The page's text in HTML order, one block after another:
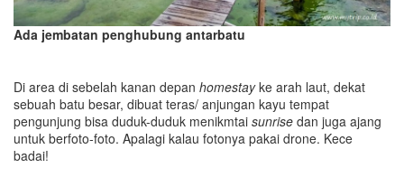
Ada jembatan penghubung antarbatu
Di area di sebelah kanan depan homestayke arah laut, dekat
sebuah batu besar, dibuat teras/ anjungan kayu tempat
pengunjung bisa duduk-duduk menikmtai sunrise dan juga ajang
untuk berfoto-foto. Apalagi kalau fotonya pakai drone. Kece
badai!